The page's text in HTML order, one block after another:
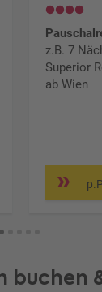
z.B. 7
Superior
ab Wien